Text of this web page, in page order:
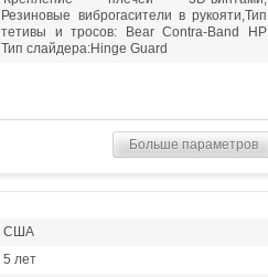
Резиновые виброгасители в рукояти,Тип
тетивы и тросов: Bear Contra-Band HP
Тип слайдера:Hinge Guard
Больше параметров
США
5 лет